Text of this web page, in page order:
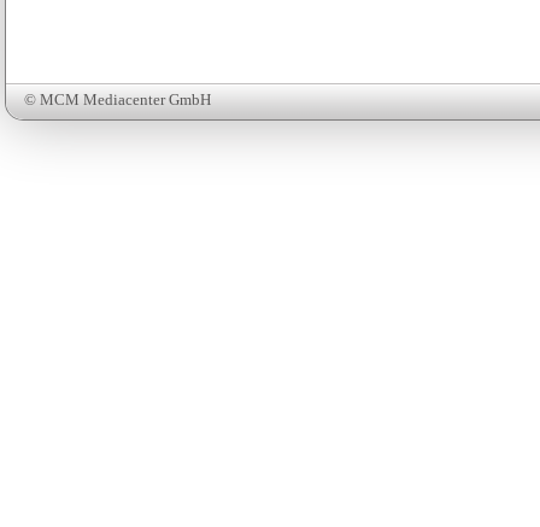
© MCM Mediacenter GmbH